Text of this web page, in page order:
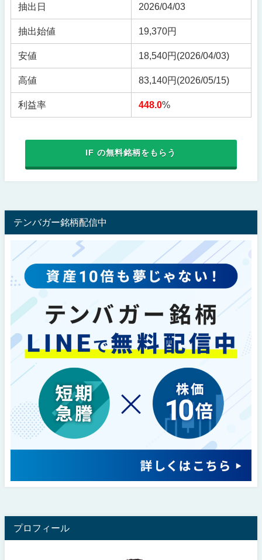
抽出日 2026/04/03
抽出始値 19,370円
安値 18,540円 (2026/04/03)
高値 83,140円 (2026/05/15)
利益率 448.0%
IF の無料銘柄をもらう
テンバガー銘柄配信中
プロフィール